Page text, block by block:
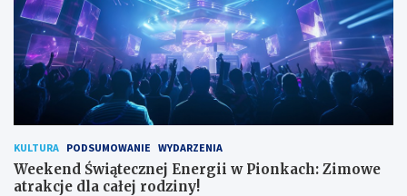
KULTURA PODSUMOWANIE WYDARZENIA
Weekend Świątecznej Energii w Pionkach: Zimowe
atrakcje dla całej rodziny!